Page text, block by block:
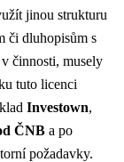
jinou strukturu
či dluhopisům s
činnosti, musely
tuto licenci
Investown,
ČNB a po
požadavky​.